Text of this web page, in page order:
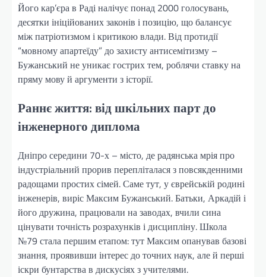
Його кар’єра в Раді налічує понад 2000 голосувань,
десятки ініційованих законів і позицію, що балансує
між патріотизмом і критикою влади. Від протидії
“мовному апартеїду” до захисту антисемітизму –
Бужанський не уникає гострих тем, роблячи ставку на
пряму мову й аргументи з історії.
Раннє життя: від шкільних парт до
інженерного диплома
Дніпро середини 70-х – місто, де радянська мрія про
індустріальний прорив перепліталася з повсякденними
радощами простих сімей. Саме тут, у єврейській родині
інженерів, виріс Максим Бужанський. Батьки, Аркадій і
його дружина, працювали на заводах, вчили сина
цінувати точність розрахунків і дисципліну. Школа
№79 стала першим етапом: тут Максим опанував базові
знання, проявивши інтерес до точних наук, але й перші
іскри бунтарства в дискусіях з учителями.